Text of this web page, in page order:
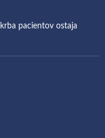
pacientov ostaja